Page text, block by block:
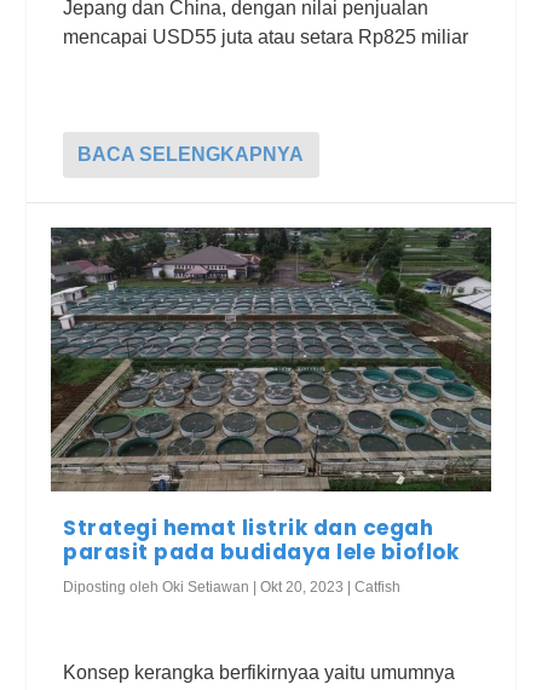
Jepang dan China, dengan nilai penjualan
mencapai USD55 juta atau setara Rp825 miliar
BACA SELENGKAPNYA
Strategi hemat listrik dan cegah
parasit pada budidaya lele bioflok
Diposting olehOki Setiawan |Okt 20, 2023 |Catfish
Konsep kerangka berfikirnyaa yaitu umumnya